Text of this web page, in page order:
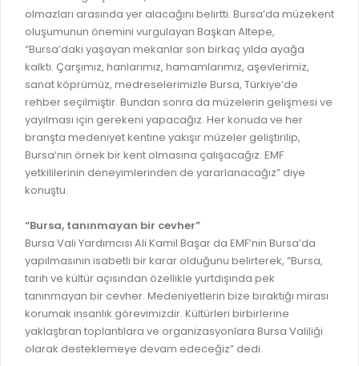
KESİN HESAPLAR
GELİR TARİFESİ
İMAR PLANI DEĞİŞİKLİKLERİ
UKOME TOPLANTILARI
FOTOĞRAF GALERİSİ
BURSA GÜNLÜĞÜ DERGİSİ
AYKOME KARARLARI
YÖNETİM SİSTEMLERİ
VİZYON & MİSYON
POLİTİKALARIMIZ
ENTEGRE YÖNETIM SISTEMI
KALITE BELGELERIMIZ
DOĞRUDAN TEMİN İLANLARI
EVRAK TAKİBİ
MEZARLIK BİLGİ SİSTEMİ
GENEL EVRAK KAYIT
LOKMA DAĞITIM İZNİ BAŞVURUSU
BAĞLANTILAR
WEB - MOBIL UYGULAMALARIMIZ
KURUM İÇİ UYGULAMALAR
E-DEVLET KAPISI
NÖBETÇİ ECZANELER
HAL FİYATLARI
SANAL TURLAR
olmazları arasında yer alacağını belirtti. Bursa’da müzekent
oluşumunun önemini vurgulayan Başkan Altepe,
“Bursa’daki yaşayan mekanlar son birkaç yılda ayağa
kalktı. Çarşımız, hanlarımız, hamamlarımız, aşevlerimiz,
sanat köprümüz, medreselerimizle Bursa, Türkiye’de
rehber seçilmiştir. Bundan sonra da müzelerin gelişmesi ve
yayılması için gerekeni yapacağız. Her konuda ve her
branşta medeniyet kentine yakışır müzeler geliştirilip,
Bursa’nın örnek bir kent olmasına çalışacağız. EMF
yetkililerinin deneyimlerinden de yararlanacağız” diye
konuştu.
“Bursa, tanınmayan bir cevher”
Bursa Vali Yardımcısı Ali Kamil Başar da EMF’nin Bursa’da
yapılmasının isabetli bir karar olduğunu belirterek, “Bursa,
tarih ve kültür açısından özellikle yurtdışında pek
tanınmayan bir cevher. Medeniyetlerin bize bıraktığı mirası
korumak insanlık görevimizdir. Kültürleri birbirlerine
yaklaştıran toplantılara ve organizasyonlara Bursa Valiliği
olarak desteklemeye devam edeceğiz” dedi.